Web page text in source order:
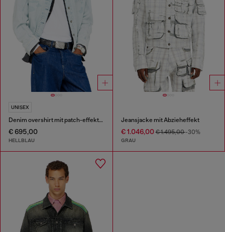
UNISEX
Denim overshirt mit patch-effekten
€ 695,00
HELLBLAU
Jeansjacke mit Abzieheffekt
€ 1.046,00€ 1.495,00-30%
GRAU